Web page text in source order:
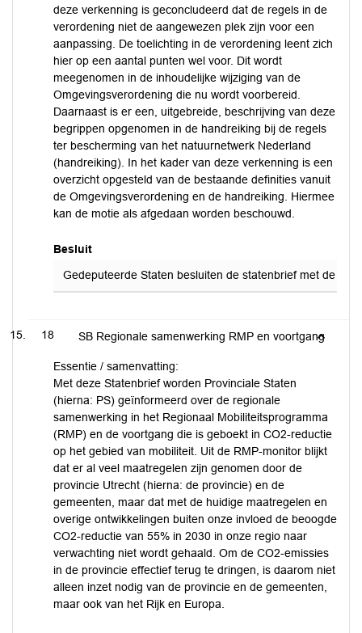
deze verkenning is geconcludeerd dat de regels in de
verordening niet de aangewezen plek zijn voor een
aanpassing. De toelichting in de verordening leent zich
hier op een aantal punten wel voor. Dit wordt
meegenomen in de inhoudelijke wijziging van de
Omgevingsverordening die nu wordt voorbereid.
Daarnaast is er een, uitgebreide, beschrijving van deze
begrippen opgenomen in de handreiking bij de regels
ter bescherming van het natuurnetwerk Nederland
(handreiking). In het kader van deze verkenning is een
overzicht opgesteld van de bestaande definities vanuit
de Omgevingsverordening en de handreiking. Hiermee
kan de motie als afgedaan worden beschouwd.
Besluit
Gedeputeerde Staten besluiten de statenbrief met de
18 SB Regionale samenwerking RMP en voortgang
Essentie / samenvatting:
Met deze Statenbrief worden Provinciale Staten
(hierna: PS) geïnformeerd over de regionale
samenwerking in het Regionaal Mobiliteitsprogramma
(RMP) en de voortgang die is geboekt in CO2-reductie
op het gebied van mobiliteit. Uit de RMP-monitor blijkt
dat er al veel maatregelen zijn genomen door de
provincie Utrecht (hierna: de provincie) en de
gemeenten, maar dat met de huidige maatregelen en
overige ontwikkelingen buiten onze invloed de beoogde
CO2-reductie van 55% in 2030 in onze regio naar
verwachting niet wordt gehaald. Om de CO2-emissies
in de provincie effectief terug te dringen, is daarom niet
alleen inzet nodig van de provincie en de gemeenten,
maar ook van het Rijk en Europa.